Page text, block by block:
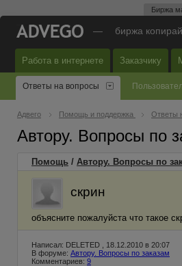
Биржа
— биржа
Работа в интернете Заказчику
Ответы на вопросы
Адвего Помощь и поддержка Ответы
Автору. Вопросы по
Помощь / Автору. Вопросы по
скрин
объясните пожалуйста что такое
Написал: DELETED , 18.12.2010 в 20:07
В форуме: Автору. Вопросы по заказам
Комментариев: 9